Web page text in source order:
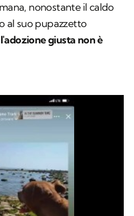
nonostante il caldo
al suo pupazzetto
giusta non è